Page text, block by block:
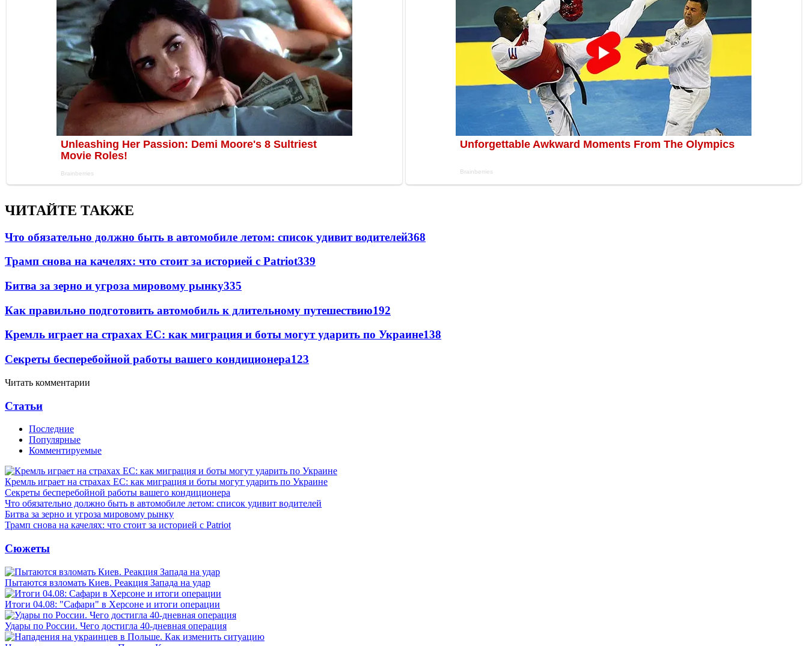
ЧИТАЙТЕ ТАКЖЕ
Что обязательно должно быть в автомобиле летом: список удивит водителей368
Трамп снова на качелях: что стоит за историей с Patriot339
Битва за зерно и угроза мировому рынку335
Как правильно подготовить автомобиль к длительному путешествию192
Кремль играет на страхах ЕС: как миграция и боты могут ударить по Украине138
Секреты бесперебойной работы вашего кондиционера123
Читать комментарии
Статьи
Последние
Популярные
Комментируемые
Кремль играет на страхах ЕС: как миграция и боты могут ударить по Украине
Секреты бесперебойной работы вашего кондиционера
Что обязательно должно быть в автомобиле летом: список удивит водителей
Битва за зерно и угроза мировому рынку
Трамп снова на качелях: что стоит за историей с Patriot
Сюжеты
Пытаются взломать Киев. Реакция Запада на удар
Итоги 04.08: "Сафари" в Херсоне и итоги операции
Удары по России. Чего достигла 40-дневная операция